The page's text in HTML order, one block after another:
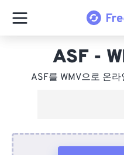
ASF -
ASF를 WMV으로 온